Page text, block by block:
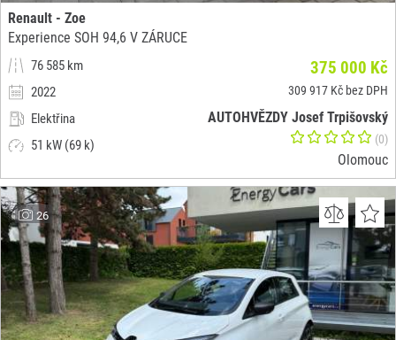
Renault - Zoe
Experience SOH 94,6 V ZÁRUCE
76 585 km
2022
Elektřina
51 kW (69 k)
375 000 Kč
309 917 Kč bez DPH
AUTOHVĚZDY Josef Trpišovský
(0)
Olomouc
26